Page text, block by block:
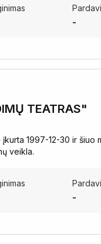
-
TEATRAS"
1997-12-30 ir
veikla.
-